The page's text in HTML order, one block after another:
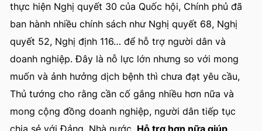
thực hiện Nghị quyết 30 của Quốc hội, Chính phủ đã
ban hành nhiều chính sách như Nghị quyết 68, Nghị
quyết 52, Nghị định 116… để hỗ trợ người dân và
doanh nghiệp. Đây là nỗ lực lớn nhưng so với mong
muốn và ảnh hưởng dịch bệnh thì chưa đạt yêu cầu,
Thủ tướng cho rằng cần cố gắng nhiều hơn nữa và
mong cộng đồng doanh nghiệp, người dân tiếp tục